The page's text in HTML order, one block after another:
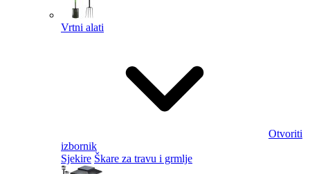
Vrtni alati
Otvoriti
izbornik
Sjekire Škare za travu i grmlje